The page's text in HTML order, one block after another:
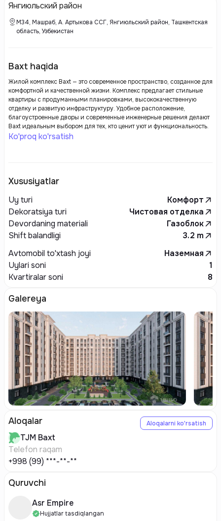
Янгиюльский район
M34, Машраб, А. Артыкова ССГ, Янгиюльский район, Ташкентская
область, Узбекистан
Baxt haqida
Жилой комплекс Baxt — это современное пространство, созданное для
комфортной и качественной жизни. Комплекс предлагает стильные
квартиры с продуманными планировками, высококачественную
отделку и развитую инфраструктуру. Удобное расположение,
благоустроенные дворы и современные инженерные решения делают
Baxt идеальным выбором для тех, кто ценит уют и функциональность.
Ko'proq ko'rsatish
Xususiyatlar
Uy turi
Комфорт
Dekoratsiya turi
Чистовая отделка
Devordaning materiali
Газоблок
Shift balandligi
3.2 m
Avtomobil to'xtash joyi
Наземная
Uylari soni
1
Kvartiralar soni
8
Galereya
Aloqalar Aloqalarni ko'rsatish
TJM Baxt
Telefon raqam
+998 (99) ***-**-**
Quruvchi
Asr Empire
Hujjatlar tasdiqlangan